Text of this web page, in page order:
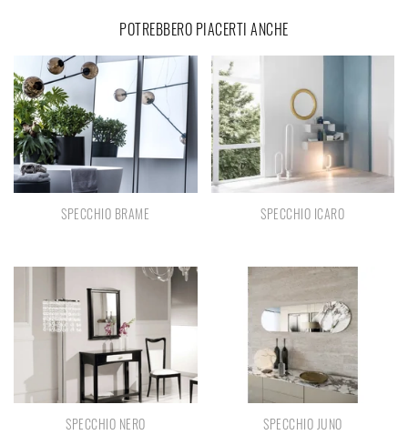
POTREBBERO PIACERTI ANCHE
SPECCHIO BRAME SPECCHIO ICARO
SPECCHIO NERO SPECCHIO JUNO